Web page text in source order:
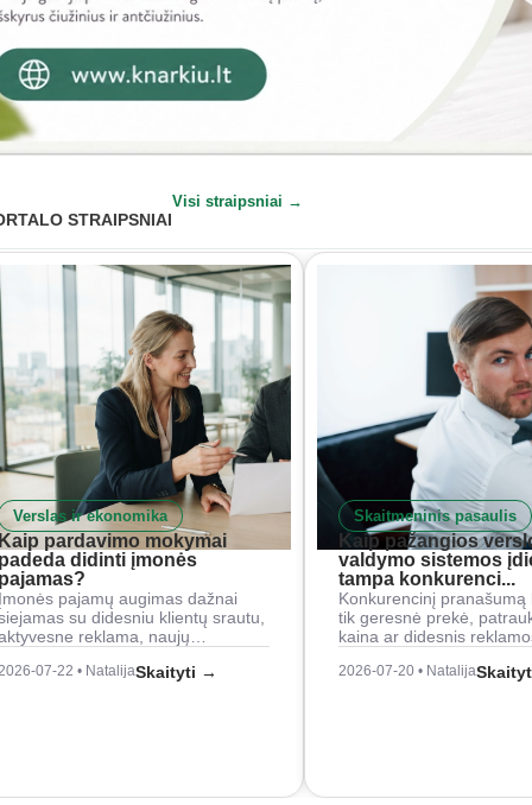
STRAIPSNIAI
Visi straipsniai →
Verslas ir ekonomika
pardavimo mokymai
didinti įmonės
pajamų augimas dažnai
su didesniu klientų srautu,
reklama, naujų…
07-22 • NatalijaSkaityti →
Skaitmeninis pasaulis
Kaip pažangios
valdymo sistemos
tampa konkurenci...
Konkurencinį pranašumą
tik geresnė prekė,
kaina ar didesnis
2026-07-20 • Natalija